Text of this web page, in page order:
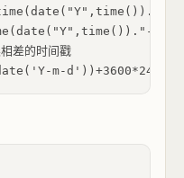
相差的时间戳